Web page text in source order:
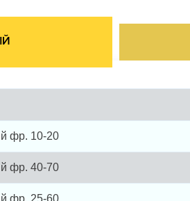
фр. 10-20
фр. 40-70